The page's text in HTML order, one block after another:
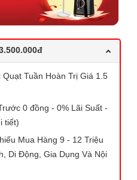
Tuần Hoàn Trị Giá 1.5
0 đồng - 0% Lãi Suất -
tiết)
Mua Hàng 9 - 12 Triệu
Di Động, Gia Dụng Và Nội